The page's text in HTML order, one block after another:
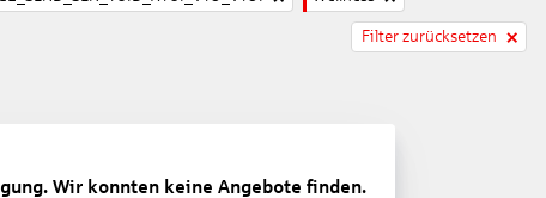
Filter zurücksetzen
Wir konnten keine Angebote finden.